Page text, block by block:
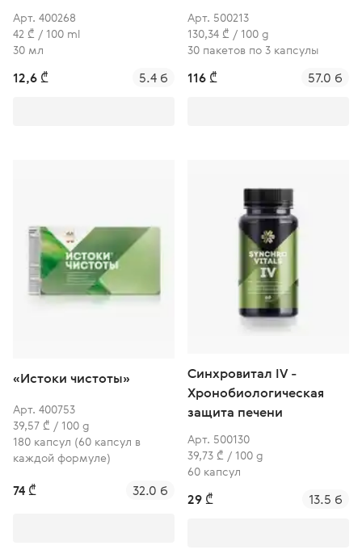
Арт. 400268
42 ₾ / 100 ml
30 мл
12,6 ₾ 5.4 б
Арт. 500213
130,34 ₾ / 100 g
30 пакетов по 3 капсулы
116 ₾ 57.0 б
«Истоки чистоты»
Арт. 400753
39,57 ₾ / 100 g
180 капсул (60 капсул в
каждой формуле)
74 ₾ 32.0 б
Синхровитал IV -
Хронобиологическая
защита печени
Арт. 500130
39,73 ₾ / 100 g
60 капсул
29 ₾ 13.5 б